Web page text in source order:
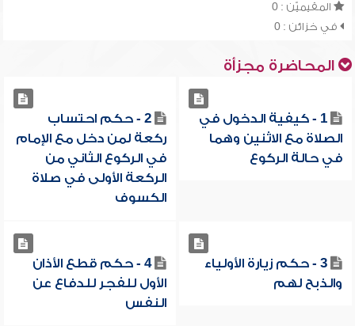
المقيميّن : 0
في خزائن : 0
المحاضرة مجزأة
1 - كيفية الدخول في
الصلاة مع الاثنين وهما
في حالة الركوع
2 - حكم احتساب
ركعة لمن دخل مع الإمام
في الركوع الثاني من
الركعة الأولى في صلاة
الكسوف
3 - حكم زيارة الأولياء
والذبح لهم
4 - حكم قطع الأذان
الأول للفجر للدفاع عن
النفس